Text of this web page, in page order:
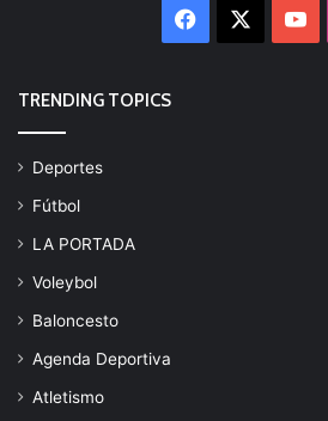
Facebook
TRENDING TOPICS
Deportes
Fútbol
LA PORTADA
Voleybol
Baloncesto
Agenda Deportiva
Atletismo